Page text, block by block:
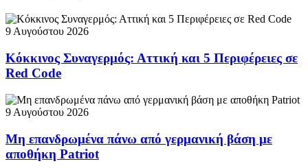
9 Αυγούστου 2026
Κόκκινος Συναγερμός: Αττική και 5 Περιφέρειες σε
Red Code
9 Αυγούστου 2026
Μη επανδρωμένα πάνω από γερμανική βάση με
αποθήκη Patriot